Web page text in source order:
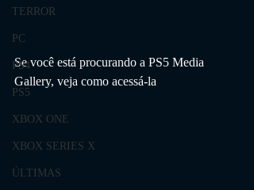
TERROR
PC
PS4
PS5
XBOX ONE
XBOX SERIES X
ÚLTIMAS
Se você está procurando a PS5 Media
Gallery, veja como acessá-la